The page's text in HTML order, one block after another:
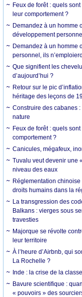
Feux de forêt : quels
leur comportement ?
Demandez à un homme
développement
Demandez à un homme
personnel, ils
Que signifient les
d’aujourd’hui ?
Retour sur le pic
héritage des leçons de
Construire des cabanes
nature
Feux de forêt : quels
comportement ?
Canicules, mégafeux,
Tuvalu veut devenir une
niveau des eaux
Réglementation
droits humains dans la
La transgression des
Balkans : vierges sous
travesties
Majorque se révolte
leur territoire
À l’heure d’Airbnb, qui
La Rochelle ?
Inde : la crise de la
Bavure scientifique :
« pouvoirs » des